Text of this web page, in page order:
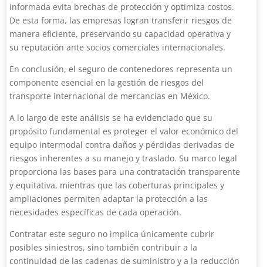
informada evita brechas de protección y optimiza costos.
De esta forma, las empresas logran transferir riesgos de
manera eficiente, preservando su capacidad operativa y
su reputación ante socios comerciales internacionales.
En conclusión, el seguro de contenedores representa un
componente esencial en la gestión de riesgos del
transporte internacional de mercancías en México.
A lo largo de este análisis se ha evidenciado que su
propósito fundamental es proteger el valor económico del
equipo intermodal contra daños y pérdidas derivadas de
riesgos inherentes a su manejo y traslado. Su marco legal
proporciona las bases para una contratación transparente
y equitativa, mientras que las coberturas principales y
ampliaciones permiten adaptar la protección a las
necesidades específicas de cada operación.
Contratar este seguro no implica únicamente cubrir
posibles siniestros, sino también contribuir a la
continuidad de las cadenas de suministro y a la reducción